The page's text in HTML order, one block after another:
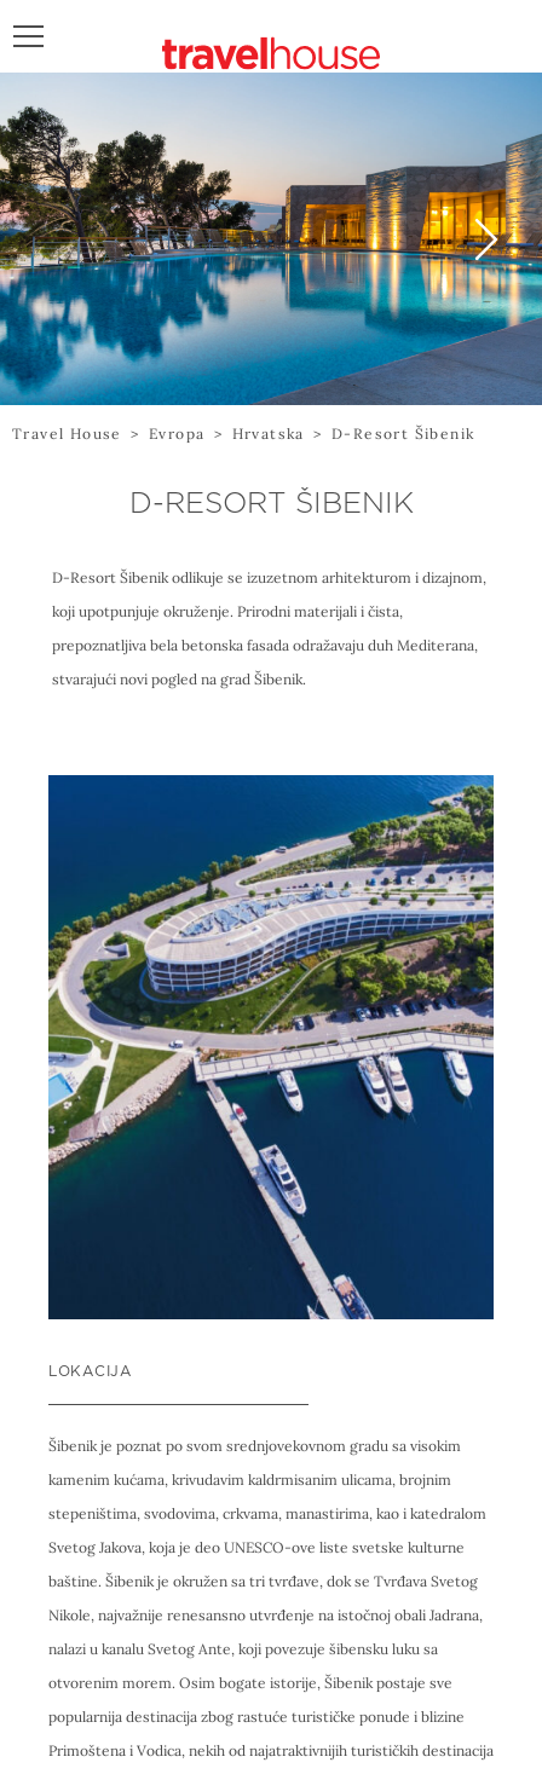
Travel House > Evropa > Hrvatska > D-Resort Šibenik
D-RESORT ŠIBENIK
D-Resort Šibenik odlikuje se izuzetnom arhitekturom i dizajnom,
koji upotpunjuje okruženje. Prirodni materijali i čista,
prepoznatljiva bela betonska fasada odražavaju duh Mediterana,
stvarajući novi pogled na grad Šibenik.
LOKACIJA
Šibenik je poznat po svom srednjovekovnom gradu sa visokim
kamenim kućama, krivudavim kaldrmisanim ulicama, brojnim
stepeništima, svodovima, crkvama, manastirima, kao i katedralom
Svetog Jakova, koja je deo UNESCO-ove liste svetske kulturne
baštine. Šibenik je okružen sa tri tvrđave, dok se Tvrđava Svetog
Nikole, najvažnije renesansno utvrđenje na istočnoj obali Jadrana,
nalazi u kanalu Svetog Ante, koji povezuje šibensku luku sa
otvorenim morem. Osim bogate istorije, Šibenik postaje sve
popularnija destinacija zbog rastuće turističke ponude i blizine
Primoštena i Vodica, nekih od najatraktivnijih turističkih destinacija